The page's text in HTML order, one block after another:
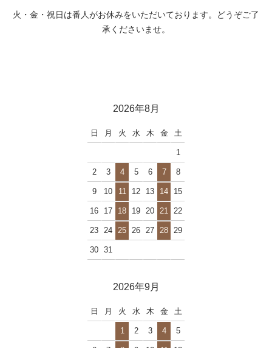
火・金・祝日は番人がお休みをいただいております。どうぞご了
承くださいませ。
2026年8月
日 月 火 水 木 金 土
1
2 3 4 5 6 7 8
9 10 11 12 13 14 15
16 17 18 19 20 21 22
23 24 25 26 27 28 29
30 31
2026年9月
日 月 火 水 木 金 土
1 2 3 4 5